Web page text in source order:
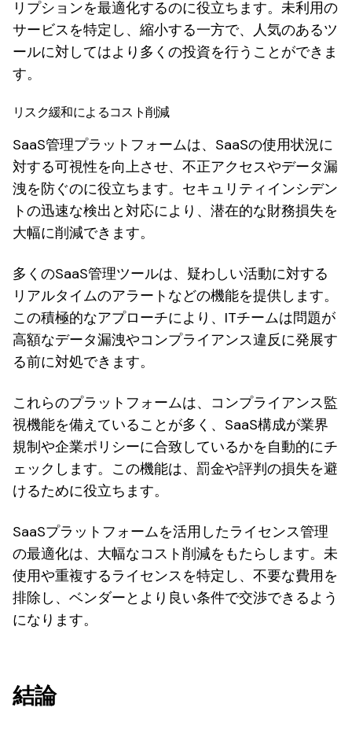
リプションを最適化するのに役立ちます。未利用の
サービスを特定し、縮小する一方で、人気のあるツ
ールに対してはより多くの投資を行うことができま
す。
リスク緩和によるコスト削減
SaaS管理プラットフォームは、SaaSの使用状況に
対する可視性を向上させ、不正アクセスやデータ漏
洩を防ぐのに役立ちます。セキュリティインシデン
トの迅速な検出と対応により、潜在的な財務損失を
大幅に削減できます。
多くのSaaS管理ツールは、疑わしい活動に対する
リアルタイムのアラートなどの機能を提供します。
この積極的なアプローチにより、ITチームは問題が
高額なデータ漏洩やコンプライアンス違反に発展す
る前に対処できます。
これらのプラットフォームは、コンプライアンス監
視機能を備えていることが多く、SaaS構成が業界
規制や企業ポリシーに合致しているかを自動的にチ
ェックします。この機能は、罰金や評判の損失を避
けるために役立ちます。
SaaSプラットフォームを活用したライセンス管理
の最適化は、大幅なコスト削減をもたらします。未
使用や重複するライセンスを特定し、不要な費用を
排除し、ベンダーとより良い条件で交渉できるよう
になります。
結論